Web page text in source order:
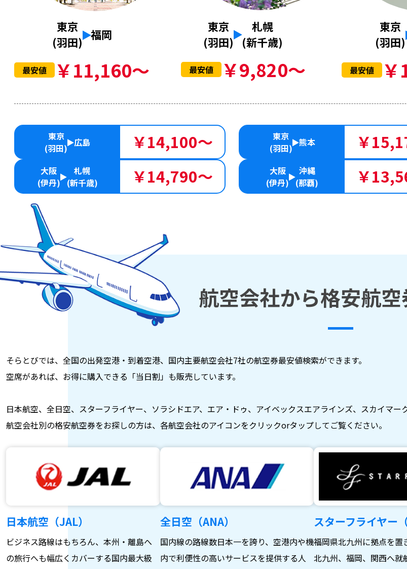
東京
(羽田)
福岡
最安値 ￥11,160～
東京
(羽田)
札幌
(新千歳)
最安値 ￥9,820～
東京
(羽田)
最安値
東京
(羽田) 広島 ￥14,100～
東京
(羽田) 熊本 ￥
大阪
(伊丹)
札幌
(新千歳)
￥14,790～
大阪
(伊丹)
沖縄
(那覇)
￥
航空会社から格安航
そらとびでは、全国の出発空港・到着空港、国内主要航空会社7社の航空券最安値検索ができます。
空席があれば、お得に購入できる「当日割」も販売しています。
日本航空、全日空、スターフライヤー、ソラシドエア、エア・ドゥ、アイベックスエアラインズ、スカイマー
航空会社別の格安航空券をお探しの方は、各航空会社のアイコンをクリックorタップしてご覧ください。
日本航空（JAL）
ビジネス路線はもちろん、本州・離島へ
の旅行へも幅広くカバーする国内最大級
全日空（ANA）
国内線の路線数日本一を誇り、空港内や機
内で利便性の高いサービスを提供する人
スターフライヤー（
福岡県北九州に拠点を置
北九州、福岡、関西へ就